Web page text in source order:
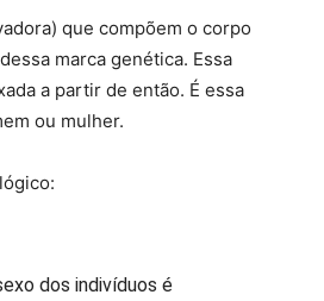
que compõem o corpo
marca genética. Essa
a partir de então. É essa
ou mulher.
dos indivíduos é